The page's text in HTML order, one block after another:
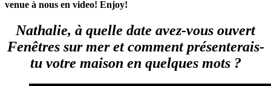
venue à nous en video! Enjoy!
Nathalie, à quelle date avez-vous ouvert
Fenêtres sur mer et comment présenterais-
tu votre maison en quelques mots ?